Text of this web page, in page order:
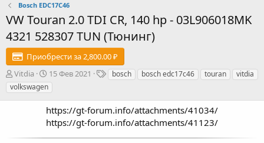
Bosch EDC17C46
VW Touran 2.0 TDI CR, 140 hp - 03L906018MK
4321 528307 TUN (Тюнинг)
Приобрести за 2,800.00 ₽
А
в
т
Vitdia
Д
а
т
с
о
з
15 Фев 2021
Тbosch bosch edc17c46 touran
vitdia
volkswagen
https://gt-forum.info/attachments/41034/
https://gt-forum.info/attachments/41123/​